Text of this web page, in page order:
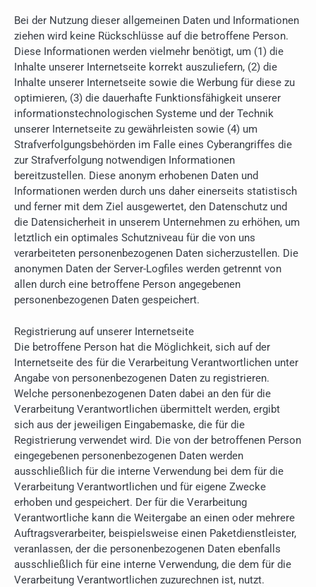
Bei der Nutzung dieser allgemeinen Daten und Informationen
ziehen wird keine Rückschlüsse auf die betroffene Person.
Diese Informationen werden vielmehr benötigt, um (1) die
Inhalte unserer Internetseite korrekt auszuliefern, (2) die
Inhalte unserer Internetseite sowie die Werbung für diese zu
optimieren, (3) die dauerhafte Funktionsfähigkeit unserer
informationstechnologischen Systeme und der Technik
unserer Internetseite zu gewährleisten sowie (4) um
Strafverfolgungsbehörden im Falle eines Cyberangriffes die
zur Strafverfolgung notwendigen Informationen
bereitzustellen. Diese anonym erhobenen Daten und
Informationen werden durch uns daher einerseits statistisch
und ferner mit dem Ziel ausgewertet, den Datenschutz und
die Datensicherheit in unserem Unternehmen zu erhöhen, um
letztlich ein optimales Schutzniveau für die von uns
verarbeiteten personenbezogenen Daten sicherzustellen. Die
anonymen Daten der Server-Logfiles werden getrennt von
allen durch eine betroffene Person angegebenen
personenbezogenen Daten gespeichert.
Registrierung auf unserer Internetseite
Die betroffene Person hat die Möglichkeit, sich auf der
Internetseite des für die Verarbeitung Verantwortlichen unter
Angabe von personenbezogenen Daten zu registrieren.
Welche personenbezogenen Daten dabei an den für die
Verarbeitung Verantwortlichen übermittelt werden, ergibt
sich aus der jeweiligen Eingabemaske, die für die
Registrierung verwendet wird. Die von der betroffenen Person
eingegebenen personenbezogenen Daten werden
ausschließlich für die interne Verwendung bei dem für die
Verarbeitung Verantwortlichen und für eigene Zwecke
erhoben und gespeichert. Der für die Verarbeitung
Verantwortliche kann die Weitergabe an einen oder mehrere
Auftragsverarbeiter, beispielsweise einen Paketdienstleister,
veranlassen, der die personenbezogenen Daten ebenfalls
ausschließlich für eine interne Verwendung, die dem für die
Verarbeitung Verantwortlichen zuzurechnen ist, nutzt.